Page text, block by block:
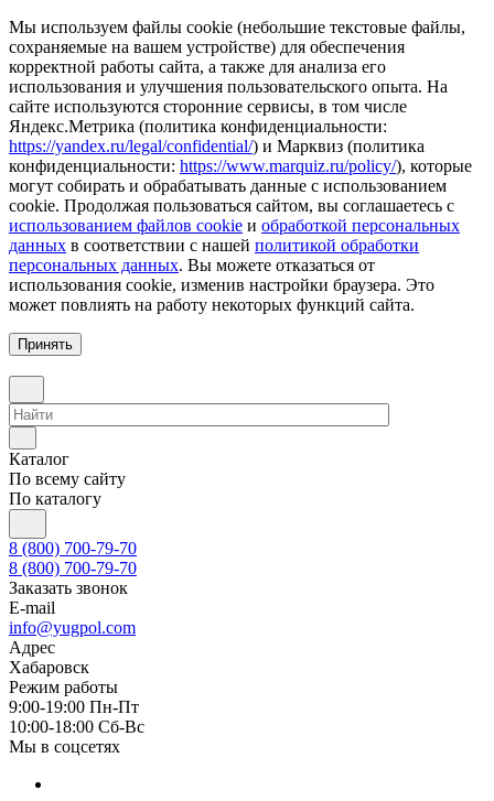
Мы используем файлы cookie (небольшие текстовые файлы,
сохраняемые на вашем устройстве) для обеспечения
корректной работы сайта, а также для анализа его
использования и улучшения пользовательского опыта. На
сайте используются сторонние сервисы, в том числе
Яндекс.Метрика (политика конфиденциальности:
https://yandex.ru/legal/confidential/) и Марквиз (политика
конфиденциальности: https://www.marquiz.ru/policy/), которые
могут собирать и обрабатывать данные с использованием
cookie. Продолжая пользоваться сайтом, вы соглашаетесь с
использованием файлов cookie и обработкой персональных
данных в соответствии с нашей политикой обработки
персональных данных. Вы можете отказаться от
использования cookie, изменив настройки браузера. Это
может повлиять на работу некоторых функций сайта.
Принять
Каталог
По всему сайту
По каталогу
8 (800) 700-79-70
8 (800) 700-79-70
Заказать звонок
E-mail
info@yugpol.com
Адрес
Хабаровск
Режим работы
9:00-19:00 Пн-Пт
10:00-18:00 Cб-Вс
Мы в соцсетях